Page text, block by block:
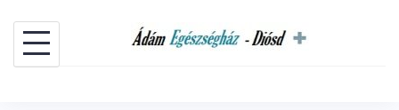
content